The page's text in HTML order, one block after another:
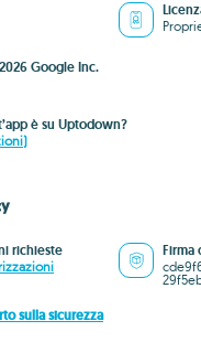
Google Inc.
è su Uptodown?
richieste Firma
sulla sicurezza